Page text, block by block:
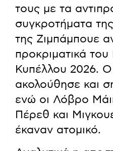
τους με τα
συγκροτήματα
της Ζιμπάμπουε
προκριματικά
Κυπέλλου 2026.
ακολούθησε και
ενώ οι Λόβρο
Πέρεθ και
έκαναν ατομικό.